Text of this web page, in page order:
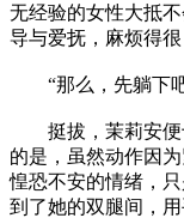
无经验的女性大抵
导与爱抚，麻烦得
“那么，先躺下
挺拔，茉莉安便
的是，虽然动作因
惶恐不安的情绪，
到了她的双腿间，